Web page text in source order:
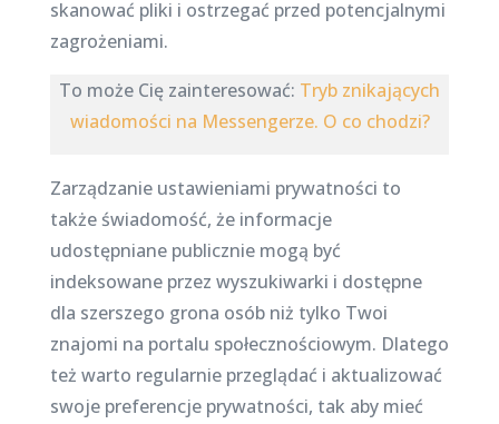
skanować pliki i ostrzegać przed potencjalnymi
zagrożeniami.
To może Cię zainteresować: Tryb znikających
wiadomości na Messengerze. O co chodzi?
Zarządzanie ustawieniami prywatności to
także świadomość, że informacje
udostępniane publicznie mogą być
indeksowane przez wyszukiwarki i dostępne
dla szerszego grona osób niż tylko Twoi
znajomi na portalu społecznościowym. Dlatego
też warto regularnie przeglądać i aktualizować
swoje preferencje prywatności, tak aby mieć